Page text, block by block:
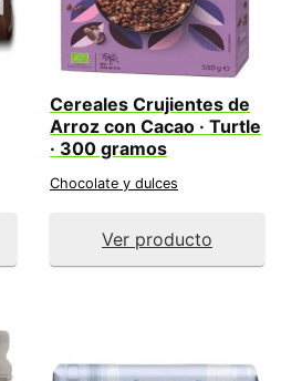
Cereales Crujientes de
Arroz con Cacao · Turtle
· 300 gramos
Chocolate y dulces
Ver producto